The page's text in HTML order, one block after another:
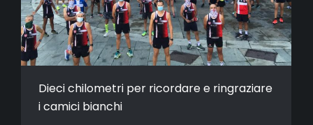
Dieci chilometri per ricordare e ringraziare
i camici bianchi